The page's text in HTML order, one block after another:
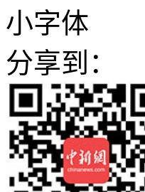
小字体
分享到：